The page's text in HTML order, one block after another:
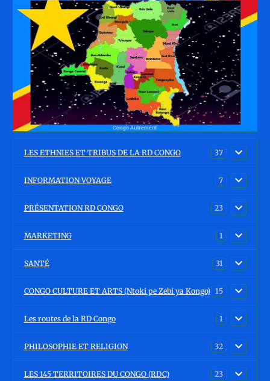
LES ETHNIES ET TRIBUS DE LA RD CONGO 37
INFORMATION VOYAGE 7
PRÉSENTATION RD CONGO 23
MARKETING 1
SANTÉ 31
CONGO CULTURE ET ARTS (Ntoki pe Zebi ya Kongo) 15
Les routes de la RD Congo 1
PHILOSOPHIE ET RELIGION 32
LES 145 TERRITOIRES DU CONGO (RDC) 23